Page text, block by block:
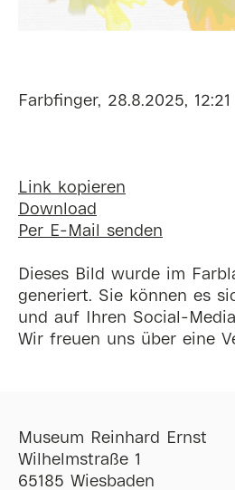
Farbfinger, 28.8.2025,
Link kopieren
Download
Per E-Mail senden
Dieses Bild wurde im
generiert. Sie können es
und auf Ihren Social-
Wir freuen uns über eine
Museum Reinhard Ernst
Wilhelmstraße 1
65185 Wiesbaden